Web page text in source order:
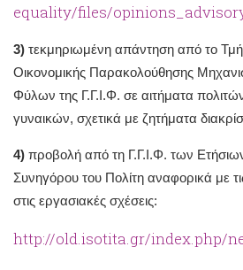
equality/files/
3) τεκμηριωμένη απάντηση από το
Οικονομικής Παρακολούθησης
Φύλων της Γ.Γ.Ι.Φ. σε αιτήματα
γυναικών, σχετικά με ζητήματα
4) προβολή από τη Γ.Γ.Ι.Φ. των
Συνηγόρου του Πολίτη αναφορικά με
στις εργασιακές σχέσεις:
http://old.isotita.gr/index.php/